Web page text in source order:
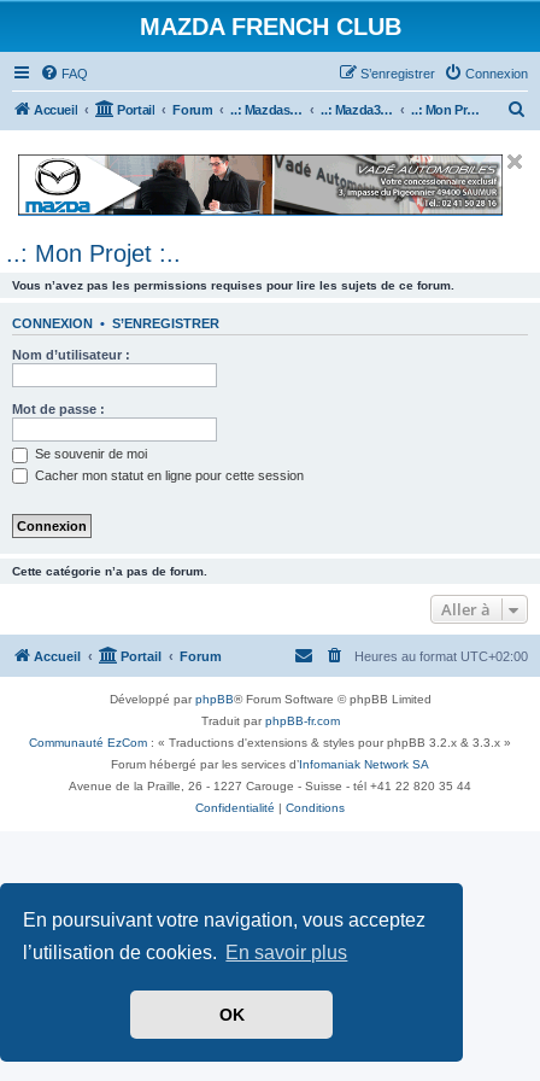
En poursuivant votre navigation, vous acceptez
l’utilisation de cookies. En savoir plus
OK
MAZDA FRENCH CLUB
FAQ Connexion
S’enregistrer
Accueil Portail Forum ..: Mazdaspeed & MPS :.. ..: Mazda3 MPS & Mazdaspeed 3 :.. ..: Mon Projet :..
e
..: Mon Projet :..
Vous n’avez pas les permissions requises pour lire les sujets de ce forum.
CONNEXION • S’ENREGISTRER
Nom d’utilisateur :
Mot de passe :
Se souvenir de moi
Cacher mon statut en ligne pour cette session
Cette catégorie n’a pas de forum.
Aller à
Accueil Portail Forum Heures au format UTC+02:00
Développé parphpBB® Forum Software © phpBB Limited
Traduit parphpBB-fr.com
Communauté EzCom : « Traductions d'extensions & styles pour phpBB 3.2.x & 3.3.x »
Forum hébergé par les services d’ Infomaniak Network SA
Avenue de la Praille, 26 - 1227 Carouge - Suisse - tél +41 22 820 35 44
Confidentialité
Conditions